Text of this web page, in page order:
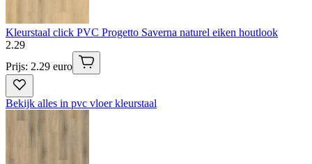
Kleurstaal click PVC Progetto Saverna naturel eiken houtlook
2.29
Prijs: 2.29 euro
Bekijk alles in pvc vloer kleurstaal